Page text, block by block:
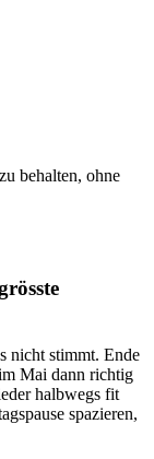
behalten, ohne
nicht stimmt. Ende
Mai dann richtig
halbwegs fit
spazieren,